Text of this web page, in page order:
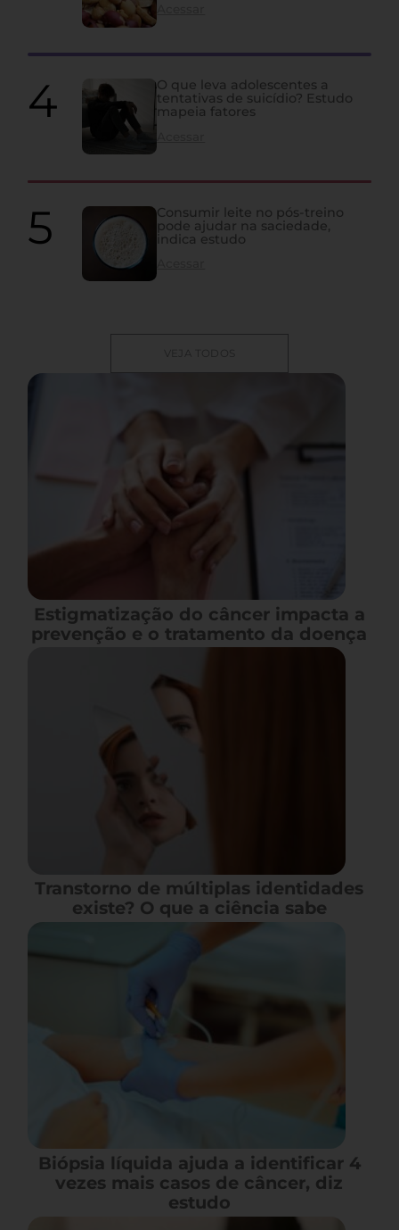
O que leva adolescentes a
tentativas de suicídio? Estudo
mapeia fatores
Consumir leite no pós-treino
pode ajudar na saciedade,
indica estudo
VEJA TODOS
Estigmatização do câncer impacta a
prevenção e o tratamento da doença
Transtorno de múltiplas identidades
existe? O que a ciência sabe
Biópsia líquida ajuda a identificar 4
vezes mais casos de câncer, diz
estudo